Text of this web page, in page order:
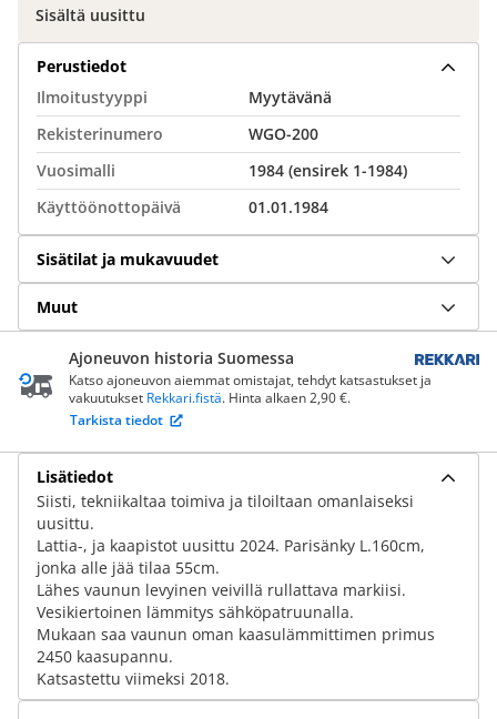
Sisältä uusittu
Perustiedot
Ilmoitustyyppi
Myytävänä
Rekisterinumero
WGO-200
Vuosimalli
1984 (ensirek 1-1984)
Käyttöönottopäivä
01.01.1984
Sisätilat ja mukavuudet
Muut
Ajoneuvon historia Suomessa
Katso ajoneuvon aiemmat omistajat, tehdyt katsastukset ja
vakuutukset Rekkari.fistä. Hinta alkaen 2,90 €.
Tarkista tiedot
Lisätiedot
Siisti, tekniikaltaa toimiva ja tiloiltaan omanlaiseksi
uusittu.
Lattia-, ja kaapistot uusittu 2024. Parisänky L.160cm,
jonka alle jää tilaa 55cm.
Lähes vaunun levyinen veivillä rullattava markiisi.
Vesikiertoinen lämmitys sähköpatruunalla.
Mukaan saa vaunun oman kaasulämmittimen primus
2450 kaasupannu.
Katsastettu viimeksi 2018.